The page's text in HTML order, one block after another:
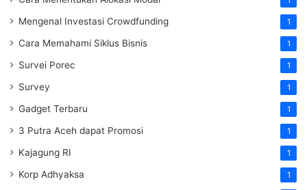
Mengenal Investasi Crowdfunding 1
Cara Memahami Siklus Bisnis 1
Survei Porec 1
Survey 1
Gadget Terbaru 1
3 Putra Aceh dapat Promosi 1
Kajagung RI 1
Korp Adhyaksa 1